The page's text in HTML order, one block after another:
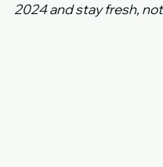
2024 and stay fresh,